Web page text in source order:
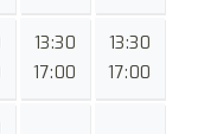
13:30
17:00
13:30
17:00